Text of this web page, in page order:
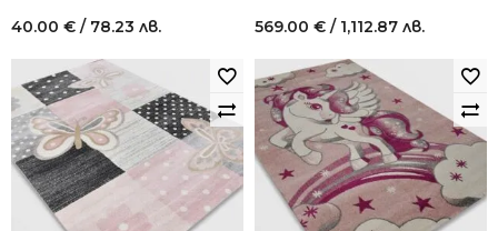
40.00 € / 78.23 лв. 569.00 € / 1,112.87 лв.